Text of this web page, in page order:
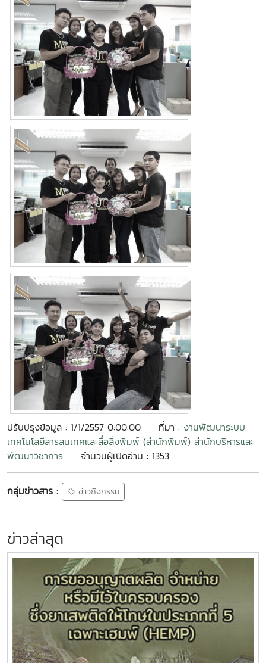
ปรับปรุงข้อมูล : 1/1/2557 0:00:00 ที่มา : งานพัฒนาระบบ
เทคโนโลยีสารสนเทศและสื่อสิ่งพิมพ์ (สำนักพิมพ์) สำนักบริหารและ
พัฒนาวิชาการ
จำนวนผู้เปิดอ่าน : 1353
กลุ่มข่าวสาร : ข่าวกิจกรรม
ข่าวล่าสุด